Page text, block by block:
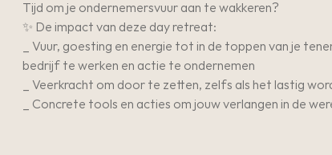
Tijd om je ondernemersvuur aan te wakkeren?
✨ De impact van deze day retreat:
_ Vuur, goesting en energie tot in de toppen van je
bedrijf te werken en actie te ondernemen
_ Veerkracht om door te zetten, zelfs als het lastig
_ Concrete tools en acties om jouw verlangen in de